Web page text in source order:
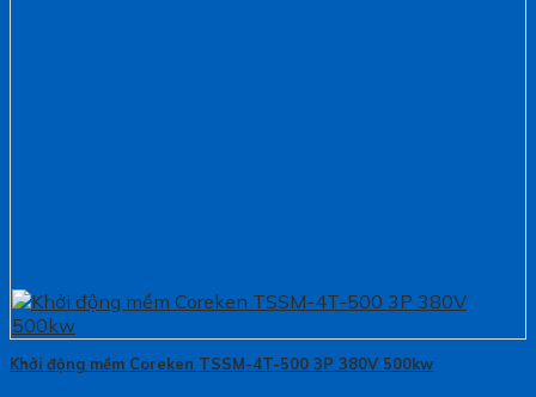
Khởi động mềm Coreken TSSM-4T-500 3P 380V 500kw